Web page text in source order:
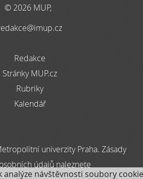
© 2026 MUP,
Redakce
Stránky MUP.cz
Rubriky
Kalendář
univerzity Praha. Zásady
údajů naleznete
analýze návštěvnosti soubory